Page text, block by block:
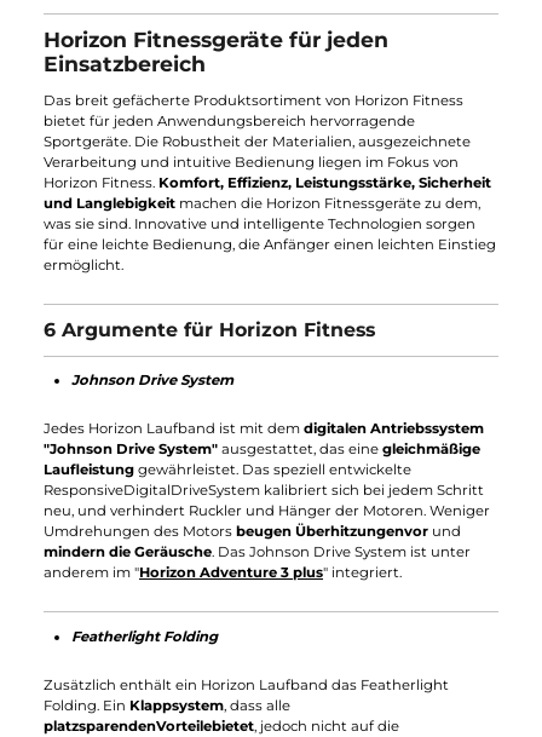
ihres Segments. Die hohe Qualität, die sich in den
Materialien widerspiegelt, ist Hauptindiz für den stetig
wachsenden Marktanteil von Horizon Fitness. Mit dem
Menschen zu verbessern, will Horizon Fitness das weltbeste
Unternehmen sein.
Qualität hat einen Namen - Horizon
Fitness
Die vorausgesetzten ISO 9001 Vorgaben für alle Horizon
Rudergeräte halten alle zertifizierten Produktionswerke streng
ein. DieProduktionsprozesse durchlaufen detaillierten
Qualitätskontrollen.Horizon Fitness hält sich an
länderspezifische Normen und prüft all seine Produkte gemäß
zu erhalten. Kontinuierliche Produkttests gewährleisten eine
langfristige Korrektheit und Nachhaltigkeitder
Horizon Fitnessgeräte.
Horizon Fitnessgeräte für jeden
Einsatzbereich
Das breit gefächerte Produktsortiment von Horizon Fitness
bietet für jeden Anwendungsbereich hervorragende
Verarbeitung und intuitive Bedienung liegen im Fokus von
Horizon Fitness.Komfort, Effizienz, Leistungsstärke,
und Langlebigkeitmachen die Horizon Fitnessgeräte zu dem,